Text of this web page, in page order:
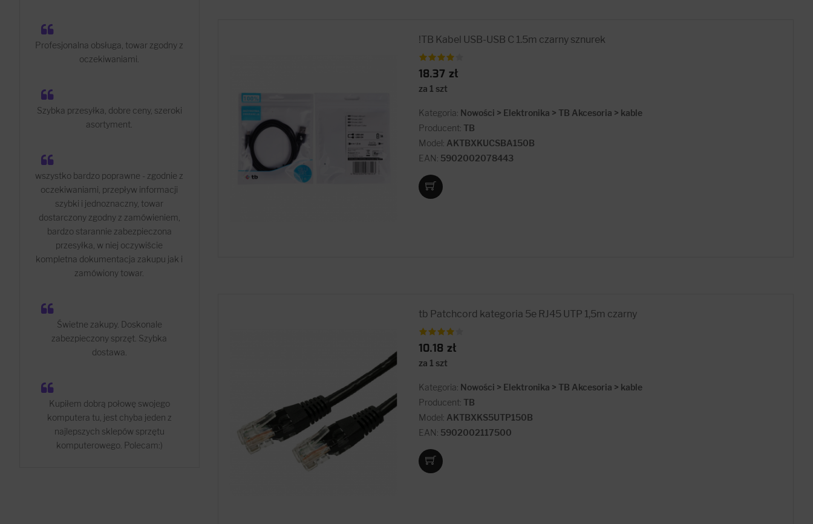
Profesjonalna obsługa, towar zgodny z
oczekiwaniami.
Szybka przesyłka, dobre ceny, szeroki
asortyment.
wszystko bardzo poprawne - zgodnie z
oczekiwaniami, przepływ informacji
szybki i jednoznaczny, towar
dostarczony zgodny z zamówieniem,
bardzo starannie zabezpieczona
przesyłka, w niej oczywiście
kompletna dokumentacja zakupu jak i
zamówiony towar.
Świetne zakupy. Doskonale
zabezpieczony sprzęt. Szybka
dostawa.
Kupiłem dobrą połowę swojego
komputera tu, jest chyba jeden z
najlepszych sklepów sprzętu
komputerowego. Polecam:)
!TB Kabel USB-USB C 1.5m czarny sznurek
18.37 zł
za 1 szt
Kategoria: Nowości > Elektronika > TB Akcesoria > kable
Producent: TB
Model: AKTBXKUCSBA150B
EAN: 5902002078443
tb Patchcord kategoria 5e RJ45 UTP 1,5m czarny
10.18 zł
za 1 szt
Kategoria: Nowości > Elektronika > TB Akcesoria > kable
Producent: TB
Model: AKTBXKS5UTP150B
EAN: 5902002117500